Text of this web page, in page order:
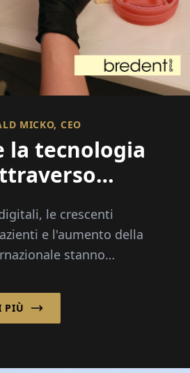
MICKO, CEO
la tecnologia
le crescenti
e l'aumento della
stanno
mai...
PIÙ